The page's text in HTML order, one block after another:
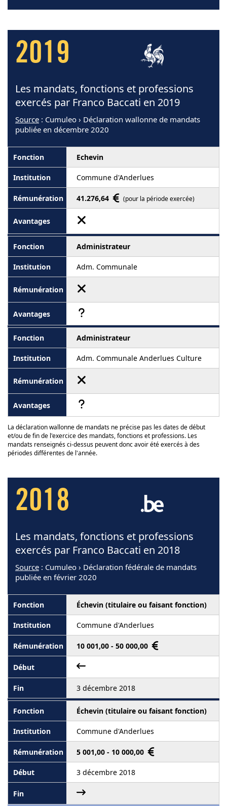
2019
Les mandats, fonctions et professions
exercés par Franco Baccati en 2019
Source : Cumuleo › Déclaration wallonne de mandats
publiée en décembre 2020
Echevin
Commune d'Anderlues
41.276,64 (pour la période exercée)
Administrateur
Adm. Communale
Administrateur
Adm. Communale Anderlues Culture
La déclaration wallonne de mandats ne précise pas les dates de début
et/ou de fin de l'exercice des mandats, fonctions et professions. Les
mandats renseignés ci-dessus peuvent donc avoir été exercés à des
périodes différentes de l'année.
2018
Les mandats, fonctions et professions
exercés par Franco Baccati en 2018
Source : Cumuleo › Déclaration fédérale de mandats
publiée en février 2020
Échevin (titulaire ou faisant fonction)
Commune d'Anderlues
10 001,00 - 50 000,00
3 décembre 2018
Échevin (titulaire ou faisant fonction)
Commune d'Anderlues
5 001,00 - 10 000,00
3 décembre 2018